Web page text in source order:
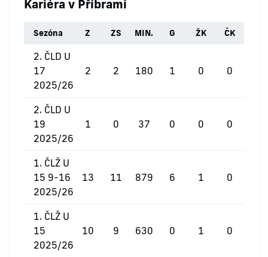
Kariéra v Příbrami
Sezóna Z ZS MIN. G ŽK ČK
2. ČLD U
17
2025/26
2 2 180 1 0 0
2. ČLD U
19
2025/26
1 0 37 0 0 0
1. ČLŽ U
15 9-16
2025/26
13 11 879 6 1 0
1. ČLŽ U
15
2025/26
10 9 630 0 1 0